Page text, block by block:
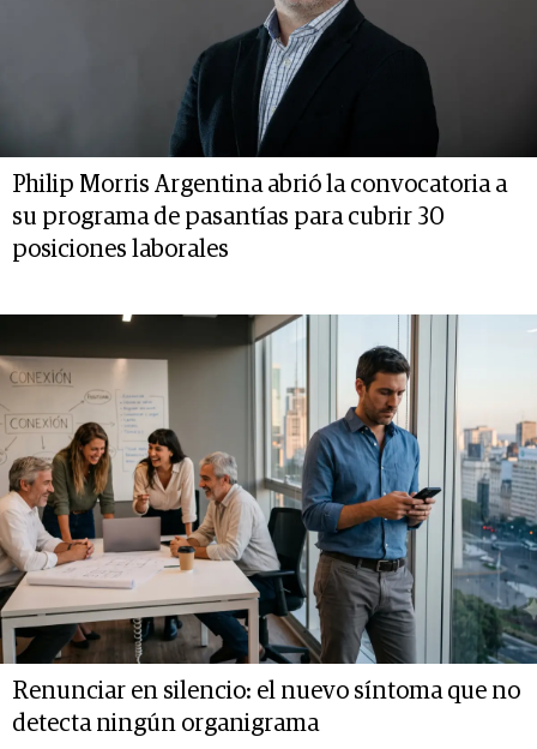
Philip Morris Argentina abrió la convocatoria a
su programa de pasantías para cubrir 30
posiciones laborales
Renunciar en silencio: el nuevo síntoma que no
detecta ningún organigrama